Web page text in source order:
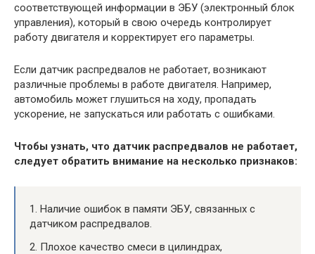
соответствующей информации в ЭБУ (электронный блок
управления), который в свою очередь контролирует
работу двигателя и корректирует его параметры.
Если датчик распредвалов не работает, возникают
различные проблемы в работе двигателя. Например,
автомобиль может глушиться на ходу, пропадать
ускорение, не запускаться или работать с ошибками.
Чтобы узнать, что датчик распредвалов не работает,
следует обратить внимание на несколько признаков:
1. Наличие ошибок в памяти ЭБУ, связанных с
датчиком распредвалов.
2. Плохое качество смеси в цилиндрах,